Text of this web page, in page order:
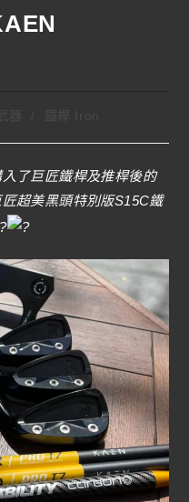
鐵桿 Iron
了巨匠鐵桿及推桿後的
超美黑頭特別版S15C鐵